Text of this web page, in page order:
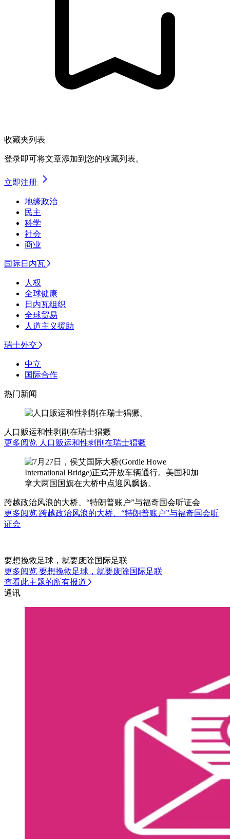
收藏夹列表
登录即可将文章添加到您的收藏列表。
立即注册
地缘政治
民主
科学
社会
商业
国际日内瓦
人权
全球健康
日内瓦组织
全球贸易
人道主义援助
瑞士外交
中立
国际合作
热门新闻
人口贩运和性剥削在瑞士猖獗
更多阅览 人口贩运和性剥削在瑞士猖獗
跨越政治风浪的大桥、“特朗普账户”与福奇国会听证会
更多阅览 跨越政治风浪的大桥、“特朗普账户”与福奇国会听
证会
要想挽救足球，就要废除国际足联
更多阅览 要想挽救足球，就要废除国际足联
查看此主题的所有报道
通讯